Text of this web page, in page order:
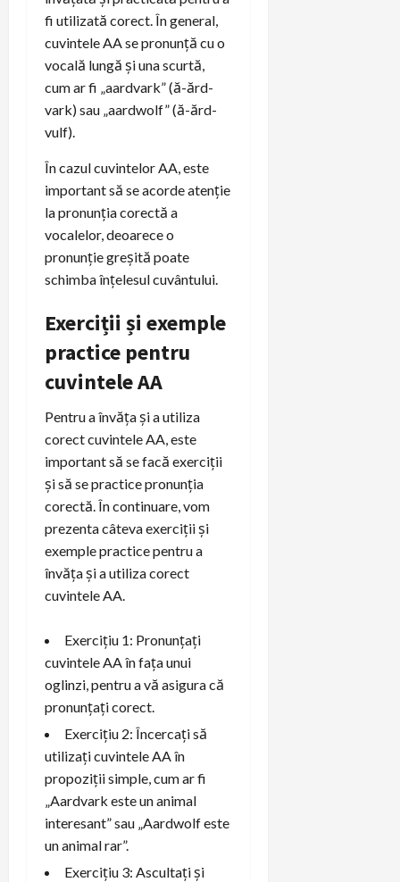
fi utilizată corect. În general,
cuvintele AA se pronunță cu o
vocală lungă și una scurtă,
cum ar fi „aardvark” (ă-ărd-
vark) sau „aardwolf” (ă-ărd-
vulf).
În cazul cuvintelor AA, este
important să se acorde atenție
la pronunția corectă a
vocalelor, deoarece o
pronunție greșită poate
schimba înțelesul cuvântului.
Exerciții și exemple
practice pentru
cuvintele AA
Pentru a învăța și a utiliza
corect cuvintele AA, este
important să se facă exerciții
și să se practice pronunția
corectă. În continuare, vom
prezenta câteva exerciții și
exemple practice pentru a
învăța și a utiliza corect
cuvintele AA.
Exercițiu 1: Pronunțați
cuvintele AA în fața unui
oglinzi, pentru a vă asigura că
pronunțați corect.
Exercițiu 2: Încercați să
utilizați cuvintele AA în
propoziții simple, cum ar fi
„Aardvark este un animal
interesant” sau „Aardwolf este
un animal rar”.
Exercițiu 3: Ascultați și